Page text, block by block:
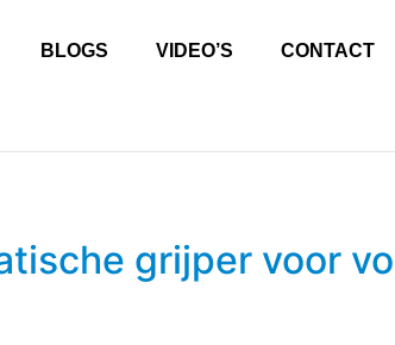
BLOGS VIDEO’S CONTACT
grijper voor